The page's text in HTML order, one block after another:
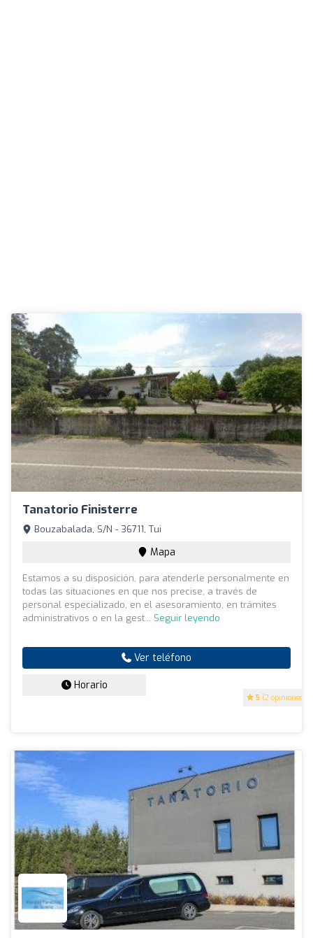
Tanatorio Finisterre
5 (2 opiniones)
Bouzabalada, S/N - 36711, Tui
Mapa
Estamos a su disposición, para atenderle personalmente en
todas las situaciones en que nos precise, a través de
personal especializado, en el asesoramiento, en trámites
administrativos o en la gest... Seguir leyendo
Ver teléfono
Horario